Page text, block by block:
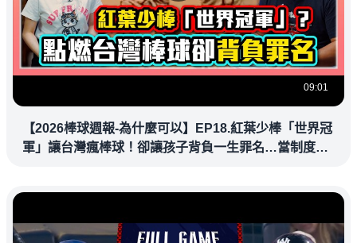
09:01
【2026棒球週報-為什麼可以】EP18.紅葉少棒「世界冠
軍」讓台灣瘋棒球！卻讓孩子背負一生罪名…當制度還